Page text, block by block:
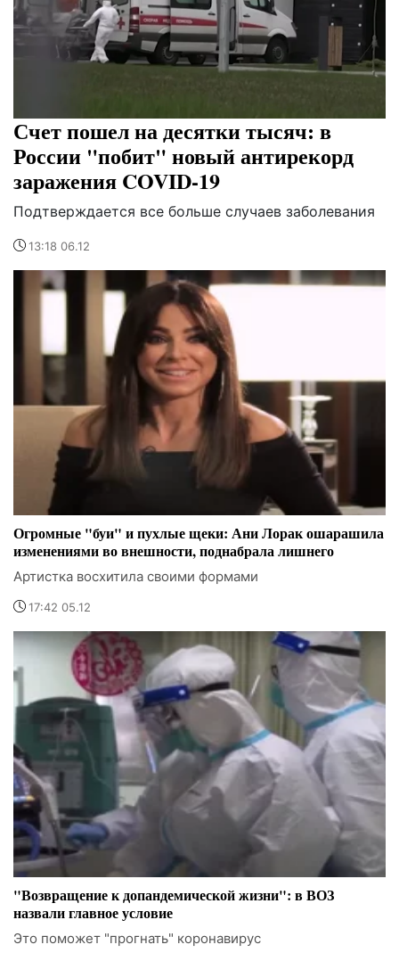
Счет пошел на десятки тысяч: в
России "побит" новый антирекорд
заражения COVID-19
Подтверждается все больше случаев заболевания
13:18 06.12
Огромные "буи" и пухлые щеки: Ани Лорак ошарашила
изменениями во внешности, поднабрала лишнего
Артистка восхитила своими формами
17:42 05.12
"Возвращение к допандемической жизни": в ВОЗ
назвали главное условие
Это поможет "прогнать" коронавирус